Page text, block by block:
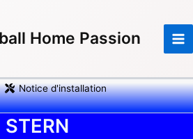
Home Passion
Notice d'installation
STERN